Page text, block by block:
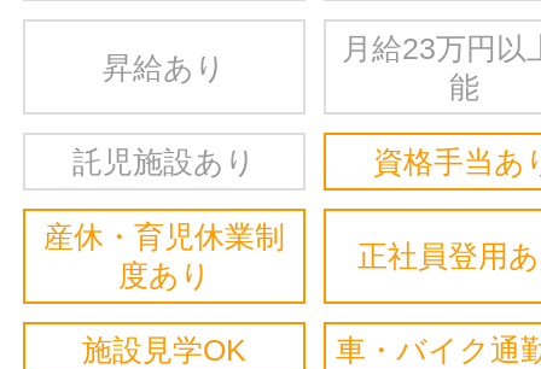
昇給あり
月給23万円以
能
託児施設あり 資格手当あ
産休・育児休業制
度あり
正社員登用
施設見学OK 車・バイク通